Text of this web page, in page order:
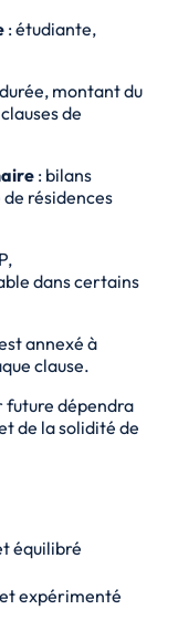
: étudiante,
montant du
de
: bilans
résidences
dans certains
annexé à
clause.
future dépendra
de la solidité de
équilibré
expérimenté